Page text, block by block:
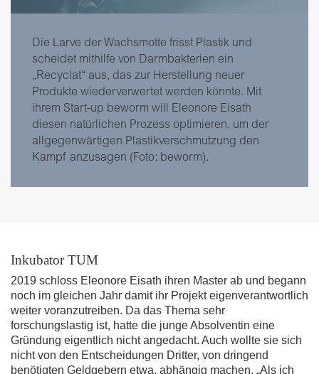
Die Larve der Wachsmotte frisst Plastik und
scheidet mithilfe von Darmbakterien ein
„Recyclat“ aus, das zur Herstellung neuer
Produkte wiederverwertet werden könnte. Mit
ihrem Start-up beworm will Eleonore Eisath
diesen natürlichen Prozess optimieren, um der
allgegenwärtigen Plastikverschmutzung den
Kampf anzusagen (Foto: beworm).
Inkubator TUM
2019 schloss Eleonore Eisath ihren Master ab und begann
noch im gleichen Jahr damit ihr Projekt eigenverantwortlich
weiter voranzutreiben. Da das Thema sehr
forschungslastig ist, hatte die junge Absolventin eine
Gründung eigentlich nicht angedacht. Auch wollte sie sich
nicht von den Entscheidungen Dritter, von dringend
benötigten Geldgebern etwa, abhängig machen. „Als ich